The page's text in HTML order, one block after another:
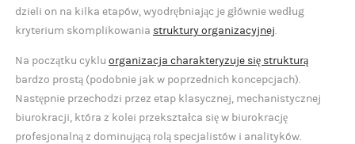
dzieli on na kilka etapów, wyodrębniając je głównie według
kryterium skomplikowania struktury organizacyjnej.
Na początku cyklu organizacja charakteryzuje się strukturą
bardzo prostą (podobnie jak w poprzednich koncepcjach).
Następnie przechodzi przez etap klasycznej, mechanistycznej
biurokracji, która z kolei przekształca się w biurokrację
profesjonalną z dominującą rolą specjalistów i analityków.